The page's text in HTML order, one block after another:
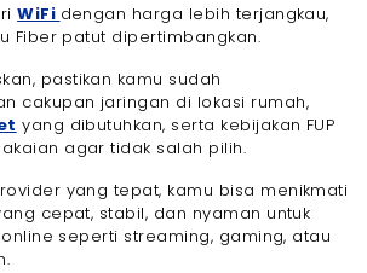
WiFi dengan harga lebih terjangkau,
Fiber patut dipertimbangkan.
pastikan kamu sudah
cakupan jaringan di lokasi rumah,
yang dibutuhkan, serta kebijakan FUP
agar tidak salah pilih.
yang tepat, kamu bisa menikmati
cepat, stabil, dan nyaman untuk
seperti streaming, gaming, atau